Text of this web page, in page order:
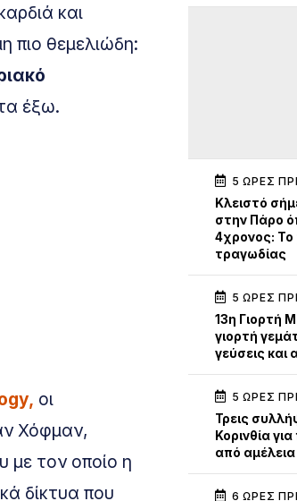
και
πιο θεμελιώδη:
έξω.
οι
Χόφμαν,
τον οποίο η
δίκτυα που
5 ΏΡΕΣ
Κλειστό
στην Πάρο
4χρονος: Το
τραγωδίας
5 ΏΡΕΣ
13η Γιορτή
γιορτή
γεύσεις
5 ΏΡΕΣ
Τρεις
Κορινθία
από αμέλεια
6 ΏΡΕΣ